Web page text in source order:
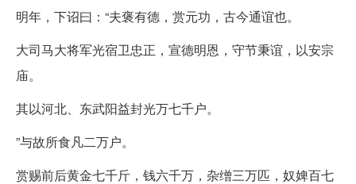
明年，下诏曰：“夫褒有德，赏元功，古今通谊也。
大司马大将军光宿卫忠正，宣德明恩，守节秉谊，以安宗
庙。
其以河北、东武阳益封光万七千户。
”与故所食凡二万户。
赏赐前后黄金七千斤，钱六千万，杂缯三万匹，奴婢百七